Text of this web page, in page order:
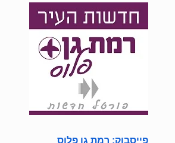
פייסבוק: רמת גן פלוס